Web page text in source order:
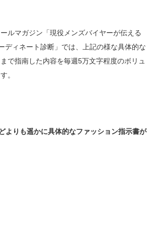
ルマガジン「現役メンズバイヤーが伝える
ディネート診断」では、上記の様な具体的な
で指南した内容を毎週5万文字程度のボリュ
。
よりも遥かに具体的なファッション指示書が